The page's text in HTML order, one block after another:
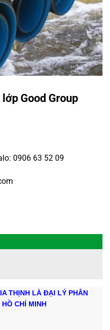
Good Group
0906 63 52 09
THỊNH LÀ ĐẠI LÝ PHÂN
CHÍ MINH